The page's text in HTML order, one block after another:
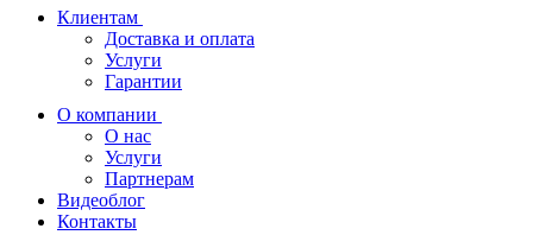
Клиентам
Доставка и оплата
Услуги
Гарантии
О компании
О нас
Услуги
Партнерам
Видеоблог
Контакты